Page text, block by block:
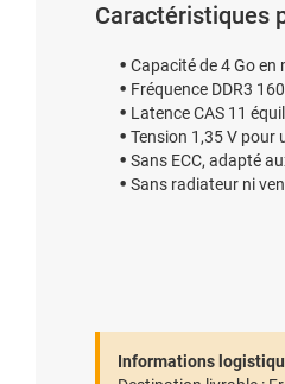
Caractéristiques
Capacité de 4 Go en
Fréquence DDR3
Latence CAS 11
Tension 1,35 V pour
Sans ECC, adapté
Sans radiateur ni
Informations